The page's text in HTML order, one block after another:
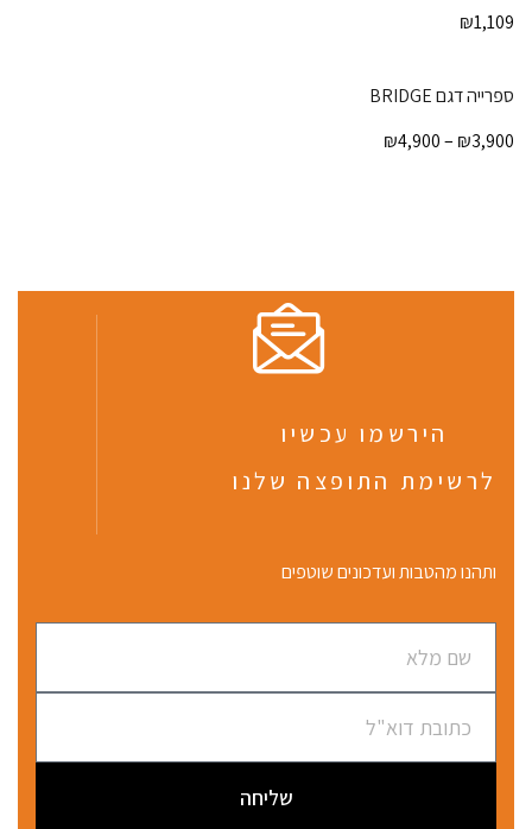
₪1,109
ספרייה דגם BRIDGE
₪3,900
–
₪4,900
הירשמו עכשיו
לרשימת התופצה שלנו
ותהנו מהטבות ועדכונים שוטפים
שליחה